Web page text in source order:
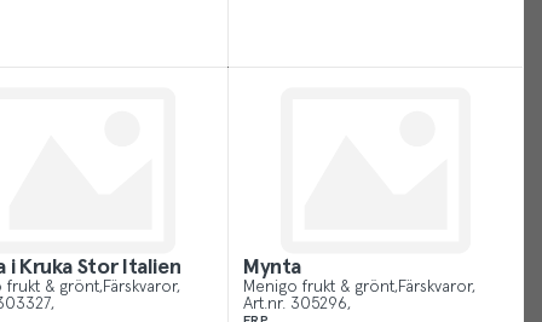
i Kruka Stor Italien
frukt & grönt Färskvaror
Mynta
Menigo frukt & grönt Färskvaror
Art.nr. 305296
Our
possible,
helping